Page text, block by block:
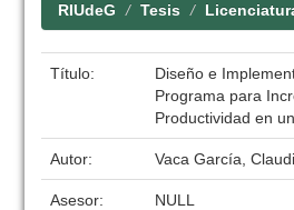
RIUdeG Tesis
Título:
Diseño e
Programa para
Productividad en
Autor: Vaca García,
Asesor: NULL